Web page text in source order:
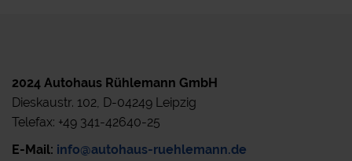
2024 Autohaus Rühlemann GmbH
Dieskaustr. 102, D-04249 Leipzig
Telefax: +49 341-42640-25
E-Mail: info@autohaus-ruehlemann.de